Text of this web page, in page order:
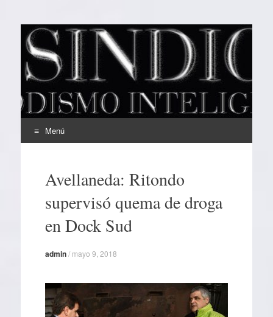
EL SINDICAL
Periodismo Inteligente
Menú
contenidoAvellaneda: Ritondo
supervisó quema de droga
en Dock Sud
admin/ mayo 9, 2018